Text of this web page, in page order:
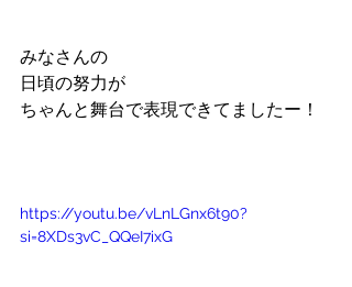
みなさんの
日頃の努力が
ちゃんと舞台で表現できてましたー！
https://youtu.be/vLnLGnx6t90?
si=8XDs3vC_QQeI7ixG